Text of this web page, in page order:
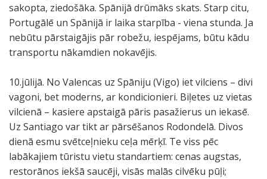
sakopta, ziedošāka. Spānijā drūmāks skats. Starp citu,
Portugālē un Spānijā ir laika starpība - viena stunda. Ja
nebūtu pārstaigājis pār robežu, iespējams, būtu kādu
transportu nākamdien nokavējis.
10.jūlijā. No Valencas uz Spāniju (Vigo) iet vilciens – divi
vagoni, bet moderns, ar kondicionieri. Biļetes uz vietas
vilcienā – kasiere apstaigā pāris pasažierus un iekasē.
Uz Santiago var tikt ar pārsēšanos Rodondelā. Divos
dienā esmu svētceļnieku ceļa mērķī. Te viss pēc
labākajiem tūristu vietu standartiem: cenas augstas,
restorānos iekšā saucēji, visās malās cilvēku pūļi;